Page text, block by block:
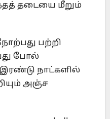
தடையை மீறும்
பற்றி
போல்
நாட்களில்
அஞ்ச